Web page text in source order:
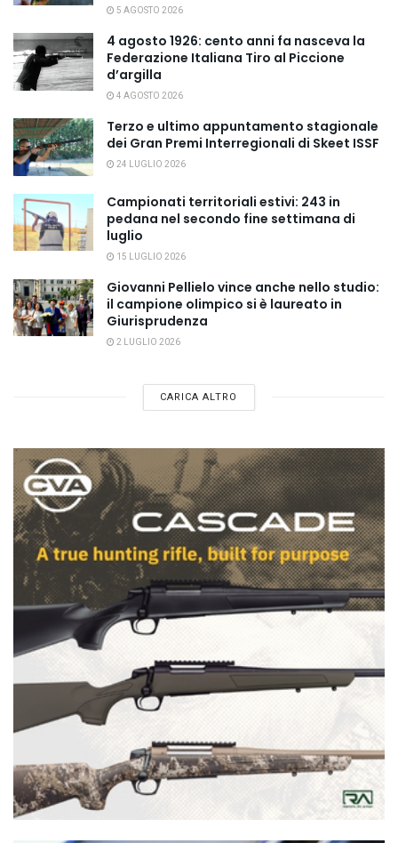
5 AGOSTO 2026
4 agosto 1926: cento anni fa nasceva la
Federazione Italiana Tiro al Piccione
d’argilla
4 AGOSTO 2026
Terzo e ultimo appuntamento stagionale
dei Gran Premi Interregionali di Skeet ISSF
24 LUGLIO 2026
Campionati territoriali estivi: 243 in
pedana nel secondo fine settimana di
luglio
15 LUGLIO 2026
Giovanni Pellielo vince anche nello studio:
il campione olimpico si è laureato in
Giurisprudenza
2 LUGLIO 2026
CARICA ALTRO